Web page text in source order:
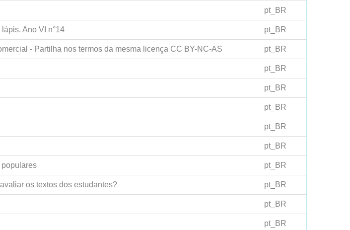
pt_BR
Ano VI n°14 pt_BR
- Partilha nos termos da mesma licença CC BY-NC-AS pt_BR
pt_BR
pt_BR
pt_BR
pt_BR
pt_BR
populares pt_BR
os textos dos estudantes? pt_BR
pt_BR
pt_BR